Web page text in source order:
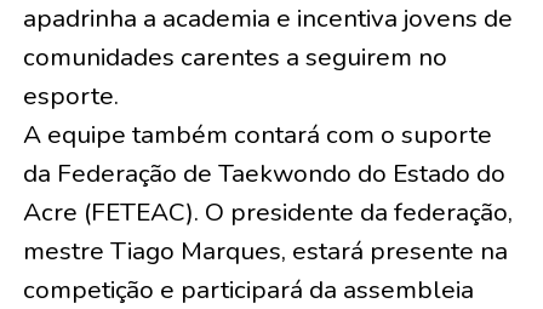
apadrinha a academia e incentiva jovens de
comunidades carentes a seguirem no
esporte.
A equipe também contará com o suporte
da Federação de Taekwondo do Estado do
Acre (FETEAC). O presidente da federação,
mestre Tiago Marques, estará presente na
competição e participará da assembleia